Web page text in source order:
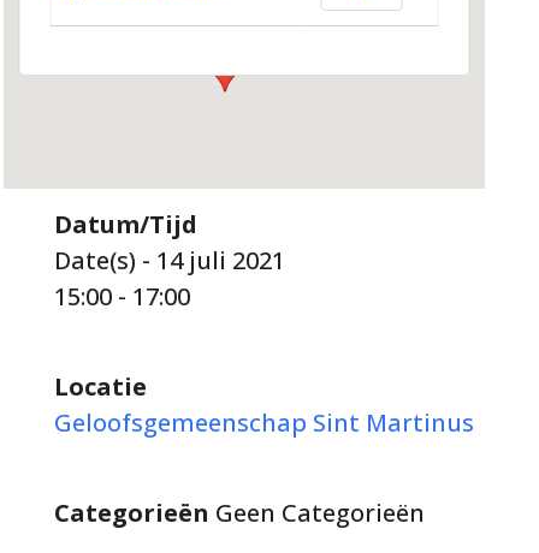
Datum/Tijd
Date(s) - 14 juli 2021
15:00 - 17:00
Locatie
Geloofsgemeenschap Sint Martinus
Categorieën Geen Categorieën